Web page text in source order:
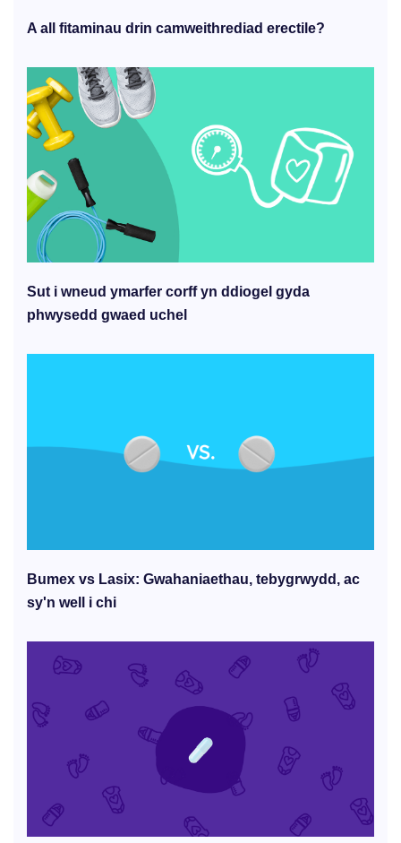
A all fitaminau drin camweithrediad erectile?
Sut i wneud ymarfer corff yn ddiogel gyda
phwysedd gwaed uchel
Bumex vs Lasix: Gwahaniaethau, tebygrwydd, ac
sy'n well i chi